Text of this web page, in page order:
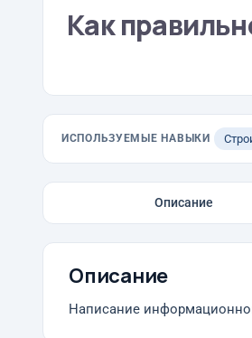
Как
ИСПОЛЬЗУЕМЫЕ НАВЫКИ
Описание
Описание
Написание